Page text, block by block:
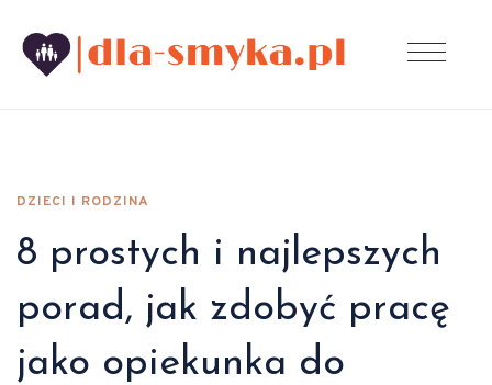
DZIECI I RODZINA
8 prostych i najlepszych
porad, jak zdobyć pracę
jako opiekunka do